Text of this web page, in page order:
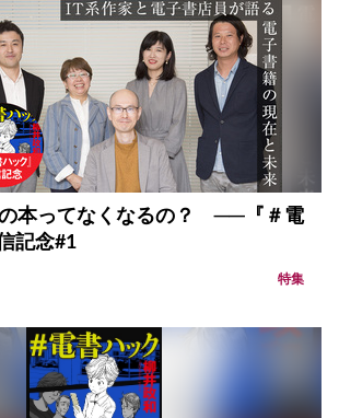
本ってなくなるの？ ──『＃電
記念#1
特集